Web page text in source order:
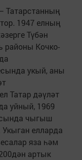
Татарстанның
1947 елның
Түбән
районы Кочко-
укый, аны
Татар дәүләт
уйный, 1969
чыгыш
елларда
яза һәм
артык